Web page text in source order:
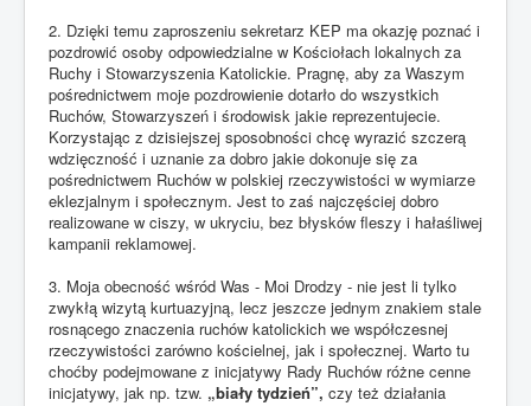
2. Dzięki temu zaproszeniu sekretarz KEP ma okazję poznać i
pozdrowić osoby odpowiedzialne w Kościołach lokalnych za
Ruchy i Stowarzyszenia Katolickie. Pragnę, aby za Waszym
pośrednictwem moje pozdrowienie dotarło do wszystkich
Ruchów, Stowarzyszeń i środowisk jakie reprezentujecie.
Korzystając z dzisiejszej sposobności chcę wyrazić szczerą
wdzięczność i uznanie za dobro jakie dokonuje się za
pośrednictwem Ruchów w polskiej rzeczywistości w wymiarze
eklezjalnym i społecznym. Jest to zaś najczęściej dobro
realizowane w ciszy, w ukryciu, bez błysków fleszy i hałaśliwej
kampanii reklamowej.
3. Moja obecność wśród Was - Moi Drodzy - nie jest li tylko
zwykłą wizytą kurtuazyjną, lecz jeszcze jednym znakiem stale
rosnącego znaczenia ruchów katolickich we współczesnej
rzeczywistości zarówno kościelnej, jak i społecznej. Warto tu
choćby podejmowane z inicjatywy Rady Ruchów różne cenne
inicjatywy, jak np. tzw. „biały tydzień”, czy też działania